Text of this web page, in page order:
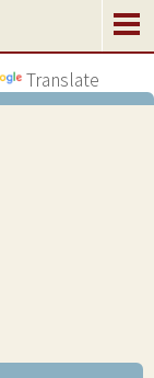
Translate